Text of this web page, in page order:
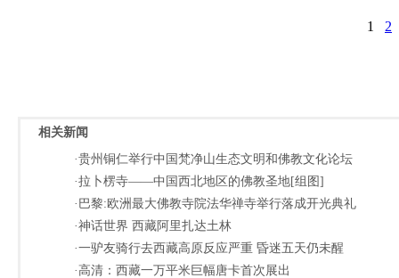
1 2
相关新闻
·贵州铜仁举行中国梵净山生态文明和佛教文化论坛
·拉卜楞寺——中国西北地区的佛教圣地[组图]
·巴黎:欧洲最大佛教寺院法华禅寺举行落成开光典礼
·神话世界 西藏阿里扎达土林
·一驴友骑行去西藏高原反应严重 昏迷五天仍未醒
·高清：西藏一万平米巨幅唐卡首次展出